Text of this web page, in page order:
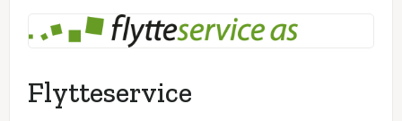
Flytteservice